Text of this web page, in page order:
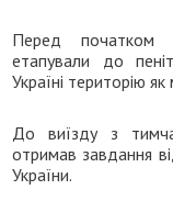
Перед початком
етапували до
Україні територію
До виїзду з
отримав завдання
України.